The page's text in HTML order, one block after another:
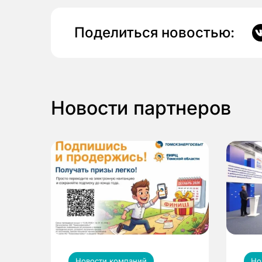
Поделиться новостью:
Новости партнеров